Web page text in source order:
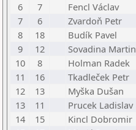
6
7 Fencl Václav
7
6 Zvardoň Petr
8
18 Budík Pavel
9
12 Sovadina Martin
10
8 Holman Radek
11
16 Tkadleček Petr
12
13 Myška Dušan
13
11 Prucek Ladislav
14
15 Kincl Dobromir